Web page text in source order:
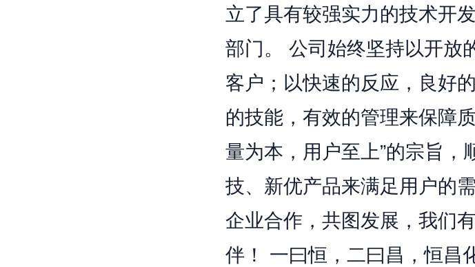
立了具有较强实力的技术开
部门。 公司始终坚持以开放
客户；以快速的反应，良好
的技能，有效的管理来保
量为本，用户至上”的宗旨，
技、新优产品来满足用户的
企业合作，共图发展，我们
伴！ 一曰恒，二曰昌，恒昌